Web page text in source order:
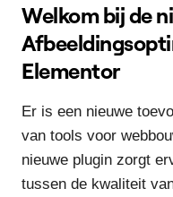
Welkom bij de
Elementor
Er is een nieuwe
van tools voor
nieuwe plugin zorgt
tussen de kwaliteit